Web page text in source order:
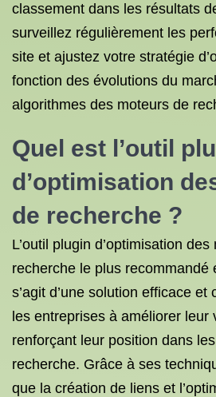
classement dans les résultats
surveillez régulièrement les
site et ajustez votre stratégie
fonction des évolutions du
algorithmes des moteurs de
Quel est l’outil
d’optimisation
de recherche ?
L’outil plugin d’optimisation
recherche le plus recommandé
s’agit d’une solution efficace
les entreprises à améliorer leur
renforçant leur position dans
recherche. Grâce à ses
que la création de liens et